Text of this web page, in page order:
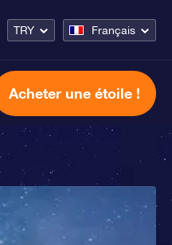
TRY Français
Acheter une étoile !